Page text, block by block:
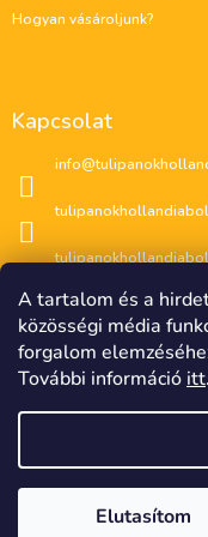
A tartalom és a
közösségi média
forgalom
További információ itt.
Elutasítom
Hogyan vásároljunk?
Kapcsolat
info@
tulipanokhollandiabol
tulipanokhollandiabol
Shoptet készítette
????